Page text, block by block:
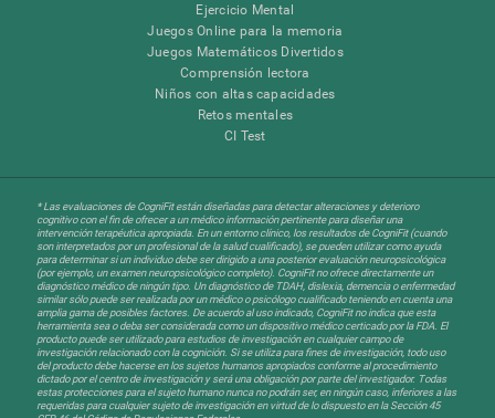
Ejercicio Mental
Juegos Online para la memoria
Juegos Matemáticos Divertidos
Comprensión lectora
Niños con altas capacidades
Retos mentales
CI Test
* Las evaluaciones de CogniFit están diseñadas para detectar alteraciones y deterioro
cognitivo con el fin de ofrecer a un médico información pertinente para diseñar una
intervención terapéutica apropiada. En un entorno clínico, los resultados de CogniFit (cuando
son interpretados por un profesional de la salud cualificado), se pueden utilizar como ayuda
para determinar si un individuo debe ser dirigido a una posterior evaluación neuropsicológica
(por ejemplo, un examen neuropsicológico completo). CogniFit no ofrece directamente un
diagnóstico médico de ningún tipo. Un diagnóstico de TDAH, dislexia, demencia o enfermedad
similar sólo puede ser realizada por un médico o psicólogo cualificado teniendo en cuenta una
amplia gama de posibles factores. De acuerdo al uso indicado, CogniFit no indica que esta
herramienta sea o deba ser considerada como un dispositivo médico certicado por la FDA. El
producto puede ser utilizado para estudios de investigación en cualquier campo de
investigación relacionado con la cognición. Si se utiliza para fines de investigación, todo uso
del producto debe hacerse en los sujetos humanos apropiados conforme al procedimiento
dictado por el centro de investigación y será una obligación por parte del investigador. Todas
estas protecciones para el sujeto humano nunca no podrán ser, en ningún caso, inferiores a las
requeridas para cualquier sujeto de investigación en virtud de lo dispuesto en la Sección 45